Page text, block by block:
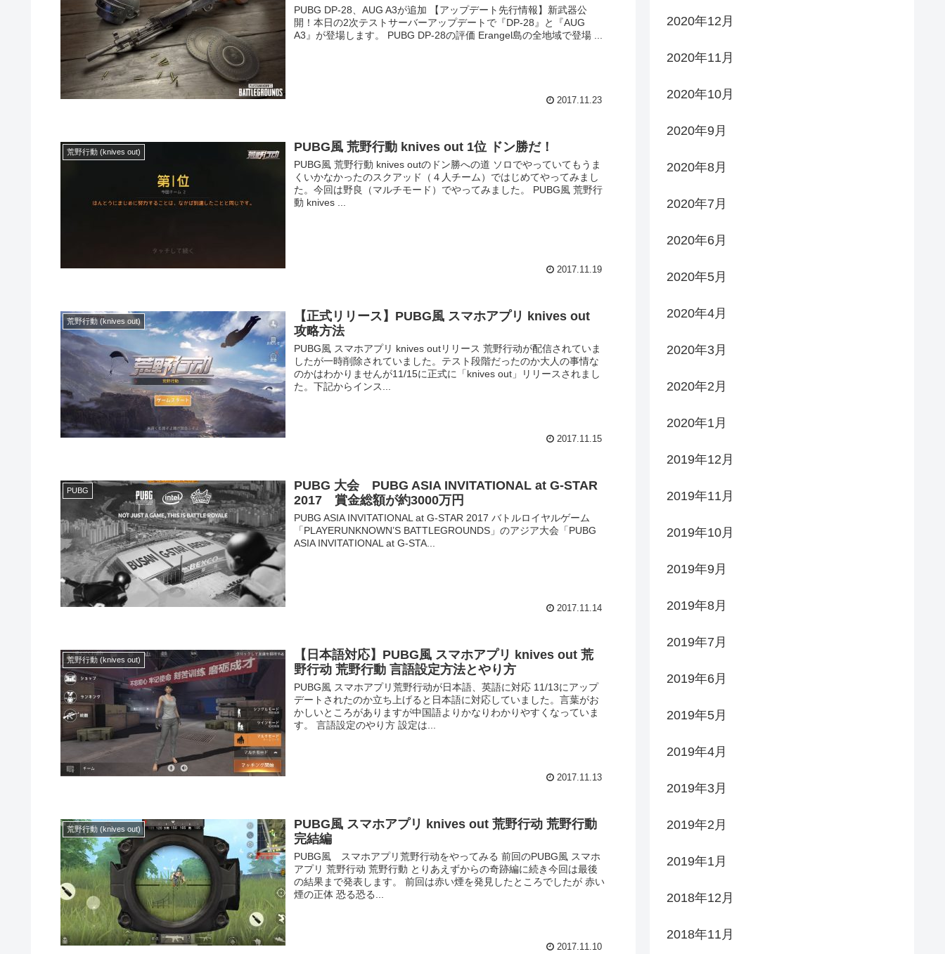
PUBG DP-28、AUG A3が追加 【アップデート先行情報】新武器公
開！本日の2次テストサーバーアップデートで『DP-28』と『AUG
A3』が登場します。 PUBG DP-28の評価 Erangel島の全地域で登場 ...
2017.11.23
荒野行動 (knives out) PUBG風 荒野行動 knives out 1位 ドン勝だ！
PUBG風 荒野行動 knives outのドン勝への道 ソロでやっていてもうま
くいかなかったのスクアッド（４人チーム）ではじめてやってみまし
た。今回は野良（マルチモード）でやってみました。 PUBG風 荒野行
動 knives ...
2017.11.19
荒野行動 (knives out)
【正式リリース】PUBG風 スマホアプリ knives out
攻略方法
PUBG風 スマホアプリ knives outリリース 荒野行动が配信されていま
したが一時削除されていました。テスト段階だったのか大人の事情な
のかはわかりませんが11/15に正式に「knives out」リリースされまし
た。下記からインス...
2017.11.15
PUBG
PUBG 大会 PUBG ASIA INVITATIONAL at G-STAR
2017 賞金総額が約3000万円
PUBG ASIA INVITATIONAL at G-STAR 2017 バトルロイヤルゲーム
「PLAYERUNKNOWN’S BATTLEGROUNDS」のアジア大会「PUBG
ASIA INVITATIONAL at G-STA...
2017.11.14
荒野行動 (knives out)
【日本語対応】PUBG風 スマホアプリ knives out 荒
野行动 荒野行動 言語設定方法とやり方
PUBG風 スマホアプリ荒野行动が日本語、英語に対応 11/13にアップ
デートされたのか立ち上げると日本語に対応していました。言葉がお
かしいところがありますが中国語よりかなりわかりやすくなっていま
す。 言語設定のやり方 設定は...
2017.11.13
荒野行動 (knives out)
PUBG風 スマホアプリ knives out 荒野行动 荒野行動
完結編
PUBG風 スマホアプリ荒野行动をやってみる 前回のPUBG風 スマホ
アプリ 荒野行动 荒野行動 とりあえずからの奇跡編に続き今回は最後
の結果まで発表します。 前回は赤い煙を発見したところでしたが 赤い
煙の正体 恐る恐る...
2017.11.10
2020年12月
2020年11月
2020年10月
2020年9月
2020年8月
2020年7月
2020年6月
2020年5月
2020年4月
2020年3月
2020年2月
2020年1月
2019年12月
2019年11月
2019年10月
2019年9月
2019年8月
2019年7月
2019年6月
2019年5月
2019年4月
2019年3月
2019年2月
2019年1月
2018年12月
2018年11月